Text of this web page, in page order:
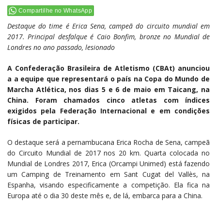
Compartilhe no WhatsApp
Destaque do time é Erica Sena, campeã do circuito mundial em
2017. Principal desfalque é Caio Bonfim, bronze no Mundial de
Londres no ano passado, lesionado
A Confederação Brasileira de Atletismo (CBAt) anunciou
a a equipe que representará o país na Copa do Mundo de
Marcha Atlética, nos dias 5 e 6 de maio em Taicang, na
China. Foram chamados cinco atletas com índices
exigidos pela Federação Internacional e em condições
físicas de participar.
O destaque será a pernambucana Erica Rocha de Sena, campeã
do Circuito Mundial de 2017 nos 20 km. Quarta colocada no
Mundial de Londres 2017, Erica (Orcampi Unimed) está fazendo
um Camping de Treinamento em Sant Cugat del Vallès, na
Espanha, visando especificamente a competição. Ela fica na
Europa até o dia 30 deste mês e, de lá, embarca para a China.